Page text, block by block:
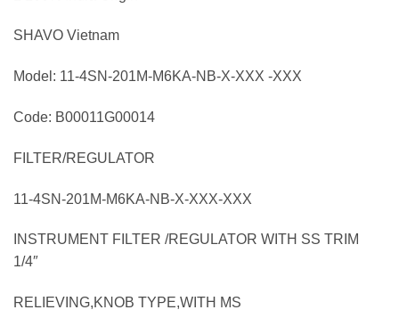
SHAVO Vietnam
Model: 11-4SN-201M-M6KA-NB-X-XXX -XXX
Code: B00011G00014
FILTER/REGULATOR
11-4SN-201M-M6KA-NB-X-XXX-XXX
INSTRUMENT FILTER /REGULATOR WITH SS TRIM
1/4″
RELIEVING,KNOB TYPE,WITH MS